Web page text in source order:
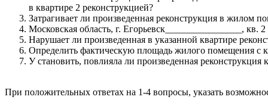
в квартире 2 реконструкцией?
Затрагивает ли произведенная реконструкция в
Московская область, г. Егорьевск________________,
Нарушает ли произведенная в указанной квартире
Определить фактическую площадь жилого помещения
У становить, повлияла ли произведенная
При положительных ответах на 1-4 вопросы, указать